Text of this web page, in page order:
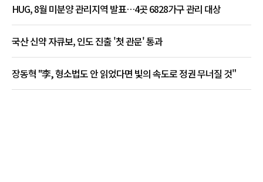
HUG, 8월 미분양 관리지역 발표…4곳 6828가구 관리 대상
국산 신약 자큐보, 인도 진출 '첫 관문' 통과
장동혁 "李, 형소법도 안 읽었다면 빛의 속도로 정권 무너질 것"